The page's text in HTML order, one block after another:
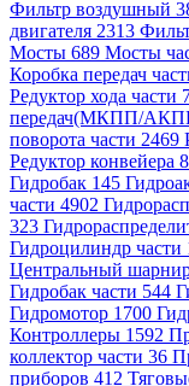
Фильтр воздушный
двигателя 2313
Мосты 689 Мосты
Коробка передач
Редуктор хода части
передач(МКПП/
поворота части 2469
Редуктор конвейера 8
Гидробак 145
части 4902
323
Гидроцилиндр части
Центральный
Гидробак части 544
Гидромотор 1700
Контроллеры 1592
коллектор части 36
приборов 412